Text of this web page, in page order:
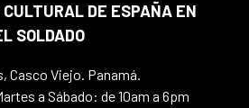
DE ESPAÑA EN
SOLDADO
Casco Viejo. Panamá.
a Sábado: de 10am a 6pm